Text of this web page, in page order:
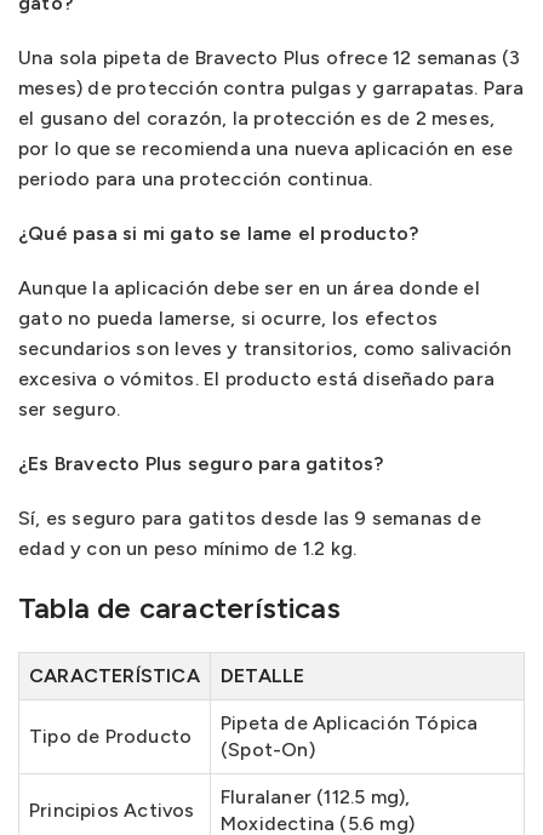
Una sola pipeta de Bravecto Plus ofrece 12 semanas (3
meses) de protección contra pulgas y garrapatas. Para
el gusano del corazón, la protección es de 2 meses,
por lo que se recomienda una nueva aplicación en ese
periodo para una protección continua.
¿Qué pasa si mi gato se lame el producto?
Aunque la aplicación debe ser en un área donde el
gato no pueda lamerse, si ocurre, los efectos
secundarios son leves y transitorios, como salivación
excesiva o vómitos. El producto está diseñado para
ser seguro.
¿Es Bravecto Plus seguro para gatitos?
Sí, es seguro para gatitos desde las 9 semanas de
edad y con un peso mínimo de 1.2 kg.
Tabla de características
CARACTERÍSTICA DETALLE
Tipo de Producto
Pipeta de Aplicación Tópica
(Spot-On)
Principios Activos
Fluralaner (112.5 mg),
Moxidectina (5.6 mg)